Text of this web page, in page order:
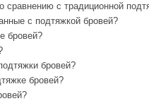
сравнению с традиционной
с подтяжкой бровей?
бровей?
бровей?
бровей?